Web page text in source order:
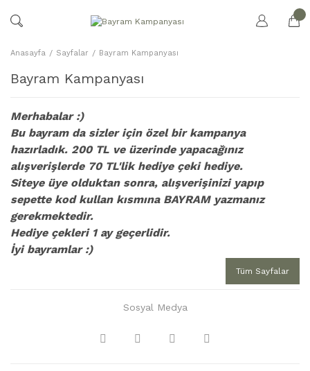
Anasayfa Sayfalar Bayram Kampanyası
Bayram Kampanyası
Merhabalar :)
Bu bayram da sizler için özel bir kampanya
hazırladık. 200 TL ve üzerinde yapacağınız
alışverişlerde 70 TL'lik hediye çeki hediye.
Siteye üye olduktan sonra, alışverişinizi yapıp
sepette kod kullan kısmına BAYRAM yazmanız
gerekmektedir.
Hediye çekleri 1 ay geçerlidir.
İyi bayramlar :)
Tüm Sayfalar
Sosyal Medya